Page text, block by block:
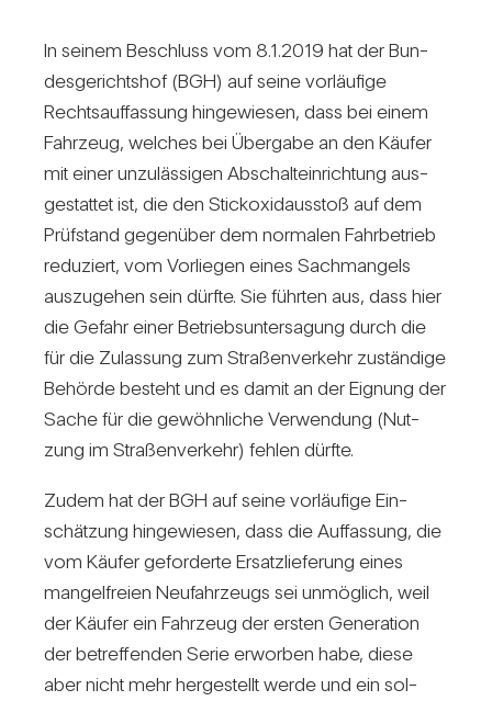
In seinem Beschluss vom 8.1.2019 hat der Bun­
des­ge­richtshof (BGH) auf seine vor­läu­fige
Rechts­auf­fas­sung hin­ge­wiesen, dass bei einem
Fahr­zeug, wel­ches bei Über­gabe an den Käufer
mit einer unzu­läs­sigen Abschalt­ein­rich­tung aus­
ge­stattet ist, die den Stick­oxid­aus­stoß auf dem
Prüf­stand gegen­über dem nor­malen Fahr­be­trieb
redu­ziert, vom Vor­liegen eines Sach­man­gels
aus­zu­gehen sein dürfte. Sie führten aus, dass hier
die Gefahr einer Betriebs­un­ter­sa­gung durch die
für die Zulas­sung zum Stra­ßen­ver­kehr zustän­dige
Behörde besteht und es damit an der Eig­nung der
Sache für die gewöhn­liche Ver­wen­dung (Nut­
zung im Stra­ßen­ver­kehr) fehlen dürfte.
Zudem hat der BGH auf seine vor­läu­fige Ein­
schät­zung hin­ge­wiesen, dass die Auf­fas­sung, die
vom Käufer gefor­derte Ersatz­lie­fe­rung eines
man­gel­freien Neu­fahr­zeugs sei unmög­lich, weil
der Käufer ein Fahr­zeug der ersten Gene­ra­tion
der betref­fenden Serie erworben habe, diese
aber nicht mehr her­ge­stellt werde und ein sol­